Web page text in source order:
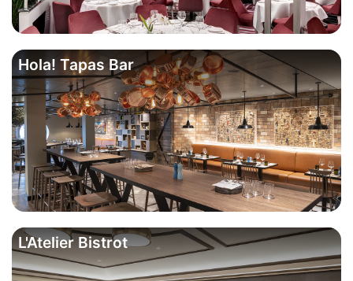
Hola! Tapas Bar
L'Atelier Bistrot